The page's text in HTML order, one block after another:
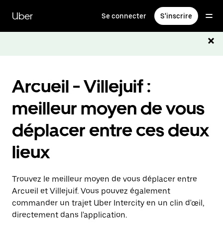
contenu
principal
Uber Se connecter S'inscrire
Arcueil - Villejuif :
meilleur moyen de vous
déplacer entre ces deux
lieux
Trouvez le meilleur moyen de vous déplacer entre
Arcueil et Villejuif. Vous pouvez également
commander un trajet Uber Intercity en un clin d'œil,
directement dans l'application.